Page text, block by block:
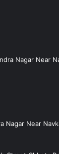
Nagar Near
Nagar Near